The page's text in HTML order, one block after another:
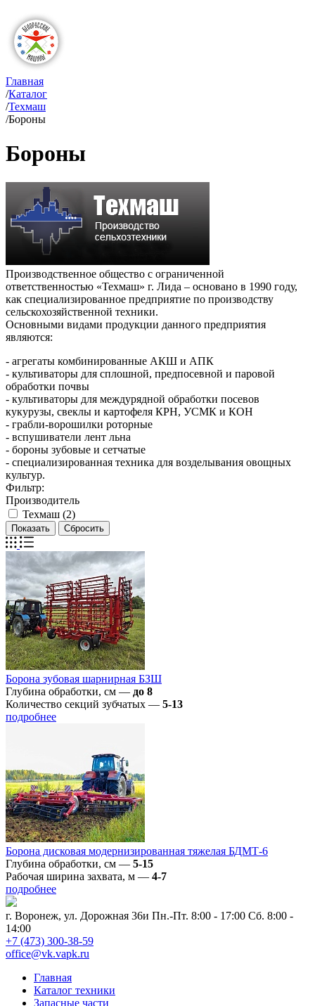
Главная
/Каталог
/Техмаш
/Бороны
Бороны
Производственное общество с ограниченной
ответственностью «Техмаш» г. Лида – основано в 1990 году,
как специализированное предприятие по производству
сельскохозяйственной техники.
Основными видами продукции данного предприятия
являются:
- агрегаты комбинированные АКШ и АПК
- культиваторы для сплошной, предпосевной и паровой
обработки почвы
- культиваторы для междурядной обработки посевов
кукурузы, свеклы и картофеля КРН, УСМК и КОН
- грабли-ворошилки роторные
- вспушиватели лент льна
- бороны зубовые и сетчатые
- специализированная техника для возделывания овощных
культур.
Фильтр:
Производитель
Техмаш (2)
Борона зубовая шарнирная БЗШ
Глубина обработки, см — до 8
Количество секций зубчатых — 5-13
подробнее
Борона дисковая модернизированная тяжелая БДМТ-6
Глубина обработки, см — 5-15
Рабочая ширина захвата, м — 4-7
подробнее
г. Воронеж, ул. Дорожная 36и Пн.-Пт. 8:00 - 17:00 Сб. 8:00 -
14:00
+7 (473) 300-38-59
office@vk.vapk.ru
Главная
Каталог техники
Запасные части